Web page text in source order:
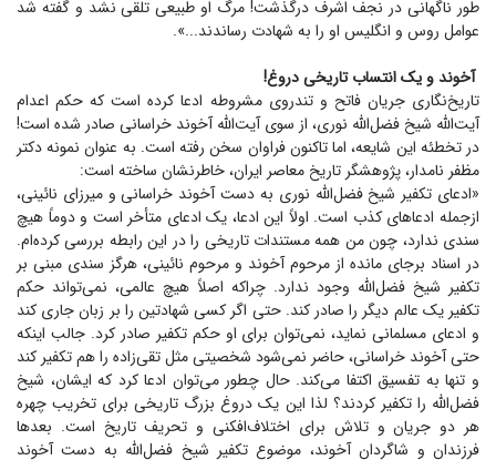
طور ناگهانی در نجف اشرف درگذشت! مرگ او طبیعی تلقی نشد و گفته شد
عوامل روس و انگلیس او را به شهادت رساندند...».
آخوند و یک انتساب تاریخی دروغ!
تاریخ‌نگاری جریان فاتح و تندروی مشروطه ادعا کرده است که حکم اعدام
آیت‌الله شیخ فضل‌الله نوری، از سوی آیت‌الله آخوند خراسانی صادر شده است!
در تخطئه این شایعه، اما تاکنون فراوان سخن رفته است. به عنوان نمونه دکتر
مظفر نامدار، پژوهشگر تاریخ معاصر ایران، خاطرنشان ساخته است:
«ادعای تکفیر شیخ فضل‌الله نوری به دست آخوند خراسانی و میرزای نائینی،
ازجمله ادعا‌های کذب است. اولاً این ادعا، یک ادعای متأخر است و دوماً هیچ
سندی ندارد، چون من همه مستندات تاریخی را در این رابطه بررسی کرده‌ام.
در اسناد برجای مانده از مرحوم آخوند و مرحوم نائینی، هرگز سندی مبنی بر
تکفیر شیخ فضل‌الله وجود ندارد. چراکه اصلاً هیچ عالمی، نمی‌تواند حکم
تکفیر یک عالم دیگر را صادر کند. حتی اگر کسی شهادتین را بر زبان جاری کند
و ادعای مسلمانی نماید، نمی‌توان برای او حکم تکفیر صادر کرد. جالب اینکه
حتی آخوند خراسانی، حاضر نمی‌شود شخصیتی مثل تقی‌زاده را هم تکفیر کند
و تنها به تفسیق اکتفا می‌کند. حال چطور می‌توان ادعا کرد که ایشان، شیخ
فضل‌الله را تکفیر کردند؟ لذا این یک دروغ بزرگ تاریخی برای تخریب چهره
هر دو جریان و تلاش برای اختلاف‌افکنی و تحریف تاریخ است. بعد‌ها
فرزندان و شاگردان آخوند، موضوع تکفیر شیخ فضل‌الله به دست آخوند